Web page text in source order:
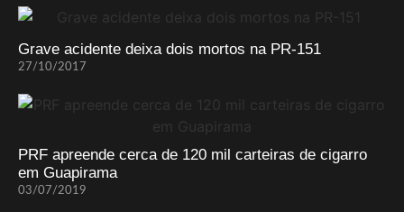
Grave acidente deixa dois mortos na PR-151
27/10/2017
PRF apreende cerca de 120 mil carteiras de cigarro
em Guapirama
03/07/2019